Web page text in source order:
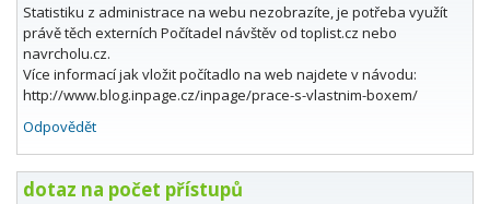
Statistiku z administrace na webu nezobrazíte, je potřeba využít
právě těch externích Počítadel návštěv od toplist.cz nebo
navrcholu.cz.
Více informací jak vložit počítadlo na web najdete v návodu:
http://www.blog.inpage.cz/inpage/prace-s-vlastnim-boxem/
Odpovědět
dotaz na počet přístupů